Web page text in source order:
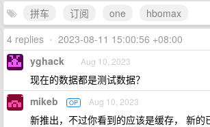
拼车
订阅 one
hbomax
4 replies • 2023-08-11 15:00:56 +08:00
yghack Aug 10, 2023
现在的数据都是测试数据？
mikeb OP Aug 10, 2023
新推出，不过你看到的应该是缓存， 新的